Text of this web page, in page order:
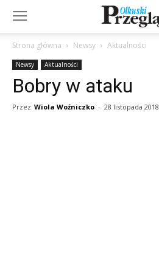
Strona główna Newsy Aktualności
Newsy Aktualności
Bobry w ataku
Przez Wiola Woźniczko - 28 listopada 2018